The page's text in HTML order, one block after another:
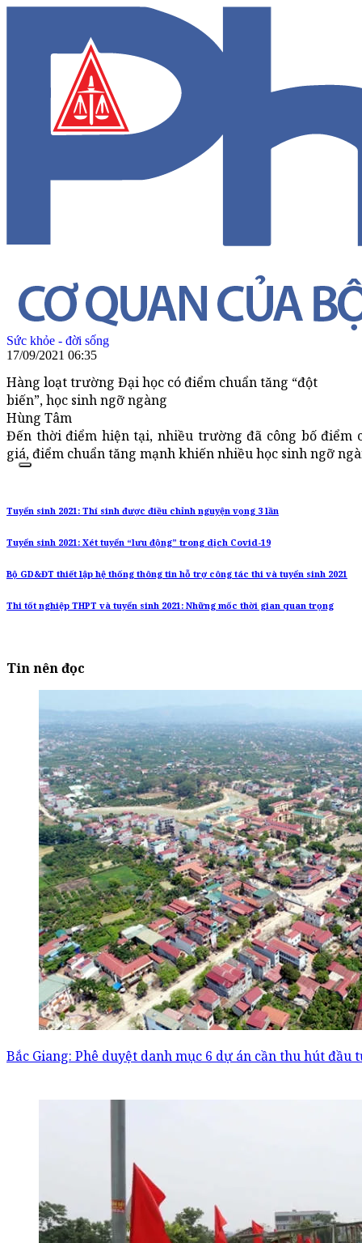
Sức khỏe - đời sống
17/09/2021 06:35
Hàng loạt trường Đại học có điểm chuẩn tăng “đột
biến”, học sinh ngỡ ngàng
Hùng Tâm
Đến thời điểm hiện tại, nhiều trường đã công bố điểm
giá, điểm chuẩn tăng mạnh khiến nhiều học sinh ngỡ
Tuyển sinh 2021: Thí sinh được điều chỉnh nguyện vọng 3 lần
Tuyển sinh 2021: Xét tuyển “lưu động” trong dịch Covid-19
Bộ GD&ĐT thiết lập hệ thống thông tin hỗ trợ công tác thi và tuyển sinh 2021
Thi tốt nghiệp THPT và tuyển sinh 2021: Những mốc thời gian quan trọng
Tin nên đọc
Bắc Giang: Phê duyệt danh mục 6 dự án cần thu hút